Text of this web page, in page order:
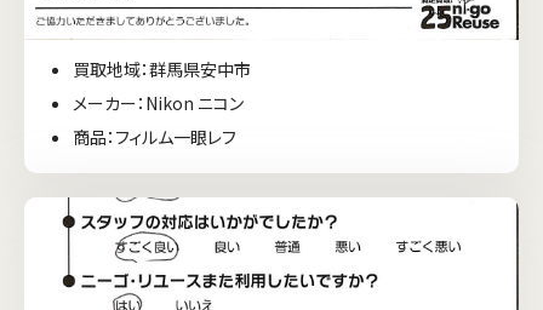
買取地域：群馬県安中市
メーカー：Nikon ニコン
商品：フィルム一眼レフ